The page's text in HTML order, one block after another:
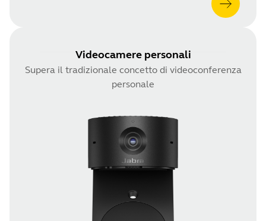
Videocamere personali
Supera il tradizionale concetto di videoconferenza
personale